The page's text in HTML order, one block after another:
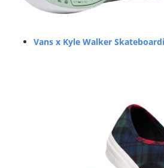
Vans x Kyle Walker